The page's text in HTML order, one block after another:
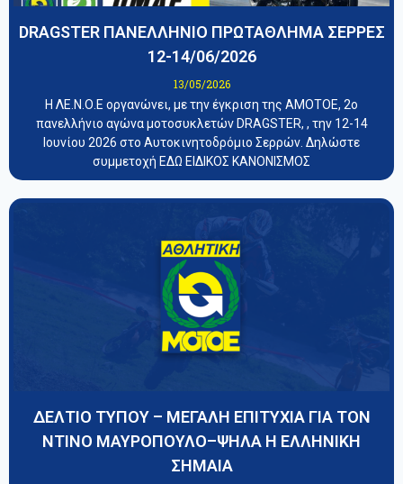
DRAGSTER ΠΑΝΕΛΛΗΝΙΟ ΠΡΩΤΑΘΛΗΜΑ ΣΕΡΡΕΣ
12-14/06/2026
13/05/2026
Η ΛΕ.Ν.Ο.Ε οργανώνει, με την έγκριση της ΑΜΟΤΟΕ, 2ο
πανελλήνιο αγώνα μοτοσυκλετών DRAGSTER, , την 12-14
Ιουνίου 2026 στο Αυτοκινητοδρόμιο Σερρών. Δηλώστε
συμμετοχή ΕΔΩ ΕΙΔΙΚΟΣ ΚΑΝΟΝΙΣΜΟΣ
ΔΕΛΤΙΟ ΤΥΠΟΥ – ΜΕΓΑΛΗ ΕΠΙΤΥΧΙΑ ΓΙΑ ΤΟΝ
ΝΤΙΝΟ ΜΑΥΡΟΠΟΥΛΟ–ΨΗΛΑ Η ΕΛΛΗΝΙΚΗ
ΣΗΜΑΙΑ